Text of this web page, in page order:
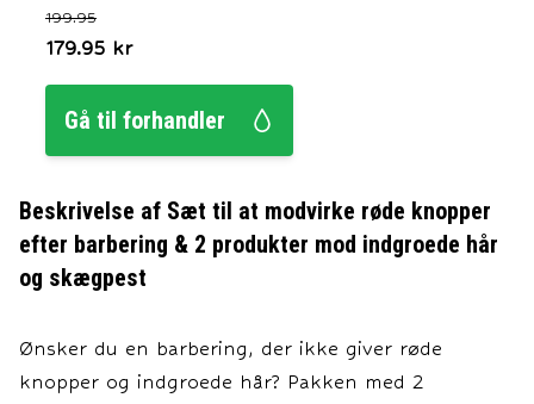
199.95
179.95 kr
Gå til forhandler
Beskrivelse af Sæt til at modvirke røde knopper
efter barbering & 2 produkter mod indgroede hår
og skægpest
Ønsker du en barbering, der ikke giver røde
knopper og indgroede hår? Pakken med 2